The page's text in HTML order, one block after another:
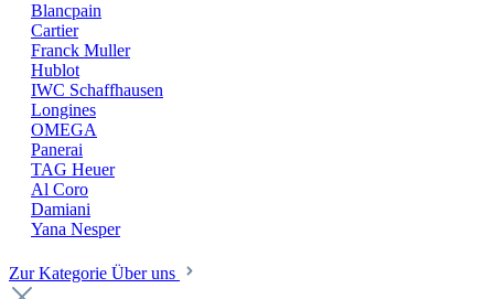
Blancpain
Cartier
Franck Muller
Hublot
IWC Schaffhausen
Longines
OMEGA
Panerai
TAG Heuer
Al Coro
Damiani
Yana Nesper
Zur Kategorie Über uns